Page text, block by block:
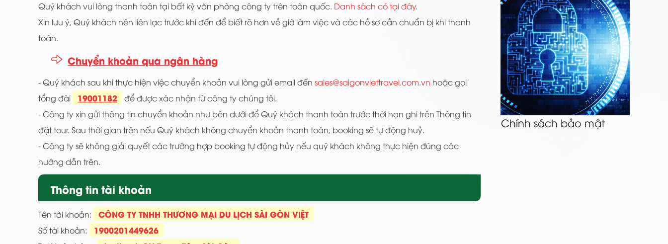
Quý khách vui lòng thanh toán tại bất kỳ văn phòng công ty trên toàn quốc. Danh sách có tại đây.
Xin lưu ý, Quý khách nên liên lạc trước khi đến để biết rõ hơn về giờ làm việc và các hồ sơ cần chuẩn bị khi thanh
toán.
Chuyển khoản qua ngân hàng
- Quý khách sau khi thực hiện việc chuyển khoản vui lòng gửi email đến sales@saigonviettravel.com.vn hoặc gọi
tổng đài
19001182
để được xác nhận từ công ty chúng tôi.
- Công ty xin gửi thông tin chuyển khoản như bên dưới để Quý khách thanh toán trước thời hạn ghi trên Thông tin
đặt tour. Sau thời gian trên nếu Quý khách không chuyển khoản thanh toán, booking sẽ tự động huỷ.
- Công ty sẽ không giải quyết các trường hợp booking tự động hủy nếu quý khách không thực hiện đúng các
hướng dẫn trên.
Thông tin tài khoản
Tên tài khoản: CÔNG TY TNHH THƯƠNG MẠI DU LỊCH SÀI GÒN VIỆT
Số tài khoản: 1900201449626
Chính sách bảo mật